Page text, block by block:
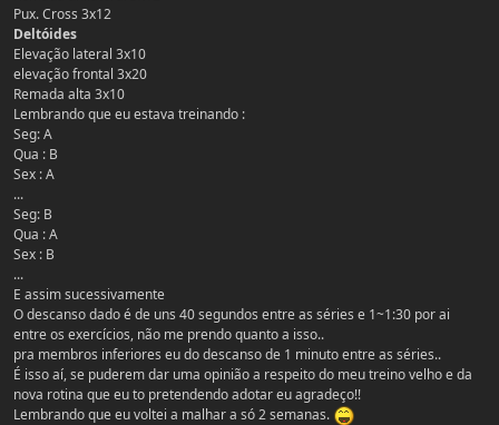
Pux. Cross 3x12
Deltóides
Elevação lateral 3x10
elevação frontal 3x20
Remada alta 3x10
Lembrando que eu estava treinando :
Seg: A
Qua : B
Sex : A
...
Seg: B
Qua : A
Sex : B
...
E assim sucessivamente
O descanso dado é de uns 40 segundos entre as séries e 1~1:30 por ai
entre os exercícios, não me prendo quanto a isso..
pra membros inferiores eu do descanso de 1 minuto entre as séries..
É isso aí, se puderem dar uma opinião a respeito do meu treino velho e da
nova rotina que eu to pretendendo adotar eu agradeço!!
Lembrando que eu voltei a malhar a só 2 semanas.